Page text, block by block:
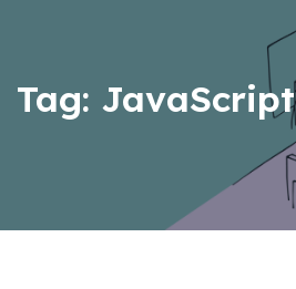
Tag: JavaScript